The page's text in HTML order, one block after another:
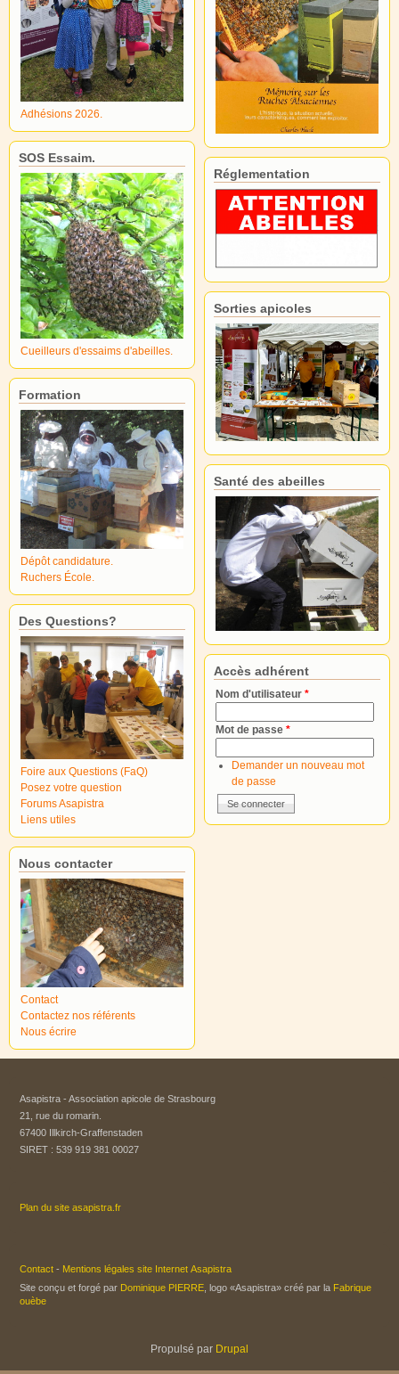
Adhésions 2026.
SOS Essaim.
Cueilleurs d'essaims d'abeilles.
Formation
Dépôt candidature.
Ruchers École.
Des Questions?
Foire aux Questions (FaQ)
Posez votre question
Forums Asapistra
Liens utiles
Nous contacter
Contact
Contactez nos référents
Nous écrire
Réglementation
Sorties apicoles
Santé des abeilles
Accès adhérent
Nom d'utilisateur *
Mot de passe *
Demander un nouveau mot
de passe
Asapistra - Association apicole de Strasbourg​
21, rue du romarin.
67400 Illkirch-Graffenstaden
SIRET : 539 919 381 00027
Plan du site asapistra.fr
Contact - Mentions légales site Internet Asapistra
Site conçu et forgé par Dominique PIERRE , logo «Asapistra» créé par la Fabrique
ouèbe
Propulsé par Drupal